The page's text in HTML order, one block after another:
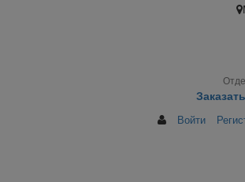
Войти